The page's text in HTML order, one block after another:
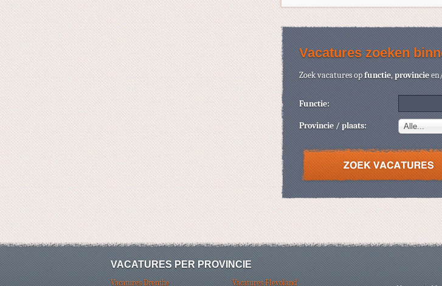
Vacatures zoeken
Zoek vacatures opfunctie,provincie
Functie:
Provincie / plaats: Alle...
VACATURES PER PROVINCIE
Vacatures Drenthe Vacatures Flevoland